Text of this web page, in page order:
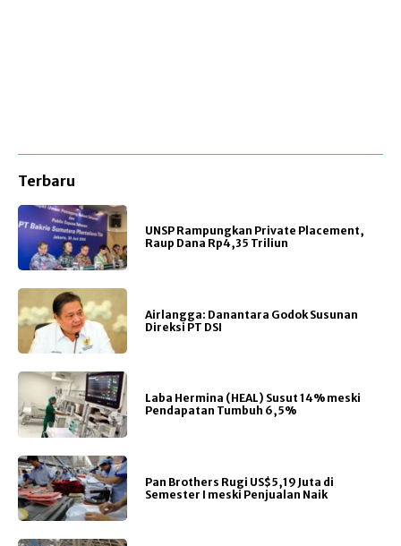
Terbaru
UNSP Rampungkan Private Placement,
Raup Dana Rp4,35 Triliun
Airlangga: Danantara Godok Susunan
Direksi PT DSI
Laba Hermina (HEAL) Susut 14% meski
Pendapatan Tumbuh 6,5%
Pan Brothers Rugi US$5,19 Juta di
Semester I meski Penjualan Naik